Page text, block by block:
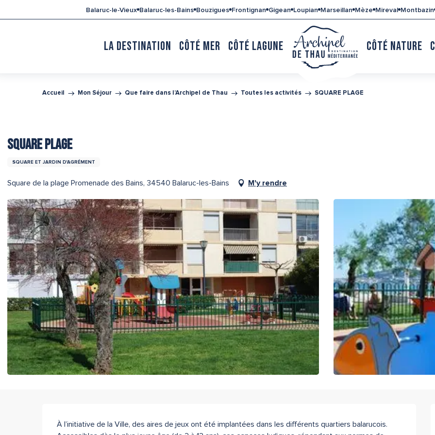
au
Balaruc-le-Vieux Balaruc-les-Bains Bouzigues Frontignan Gigean Loupian Marseillan Mèze Mireval Montbazin
LA DESTINATION CÔTÉ MER CÔTÉ LAGUNE CÔTÉ NATURE
Accueil Mon Séjour Que faire dans l’Archipel de Thau Toutes les activités SQUARE PLAGE
SQUARE PLAGE
SQUARE ET JARDIN D'AGRÉMENT
Square de la plage Promenade des Bains, 34540 Balaruc-les-Bains M'y rendre
Description
À l’initiative de la Ville, des aires de jeux ont été implantées dans les différents quartiers balarucois.